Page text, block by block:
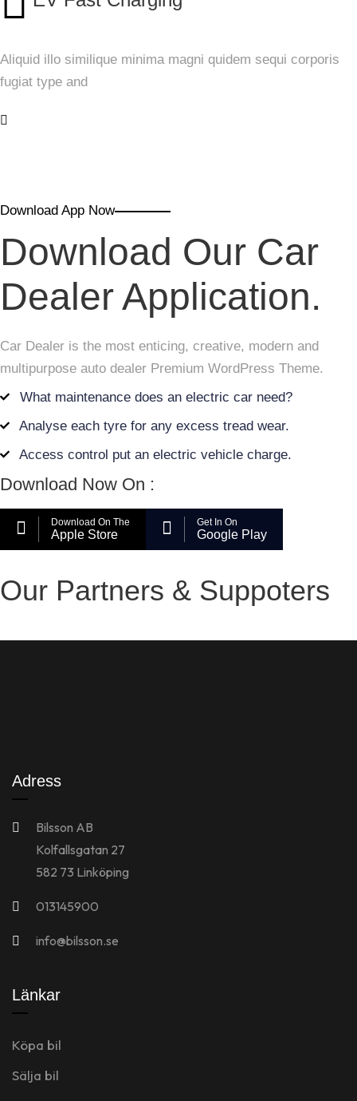
Aliquid illo similique minima magni quidem sequi corporis
fugiat type and
Download App Now
Download Our Car
Dealer Application.
Car Dealer is the most enticing, creative, modern and
multipurpose auto dealer Premium WordPress Theme.
What maintenance does an electric car need?
Analyse each tyre for any excess tread wear.
Access control put an electric vehicle charge.
Download Now On :
Download On The
Apple Store
Get In On
Google Play
Our Partners & Suppoters
Adress
Bilsson AB
Kolfallsgatan 27
582 73 Linköping
013145900
info@bilsson.se
Länkar
Köpa bil
Sälja bil